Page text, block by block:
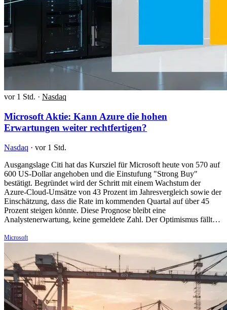
vor 1 Std. · Nasdaq
Microsoft Aktie: Kann Azure die hohen
Erwartungen weiter rechtfertigen?
Nasdaq · vor 1 Std.
Ausgangslage Citi hat das Kursziel für Microsoft heute von 570 auf
600 US-Dollar angehoben und die Einstufung "Strong Buy"
bestätigt. Begründet wird der Schritt mit einem Wachstum der
Azure-Cloud-Umsätze von 43 Prozent im Jahresvergleich sowie der
Einschätzung, dass die Rate im kommenden Quartal auf über 45
Prozent steigen könnte. Diese Prognose bleibt eine
Analystenerwartung, keine gemeldete Zahl. Der Optimismus fällt…
Microsoft